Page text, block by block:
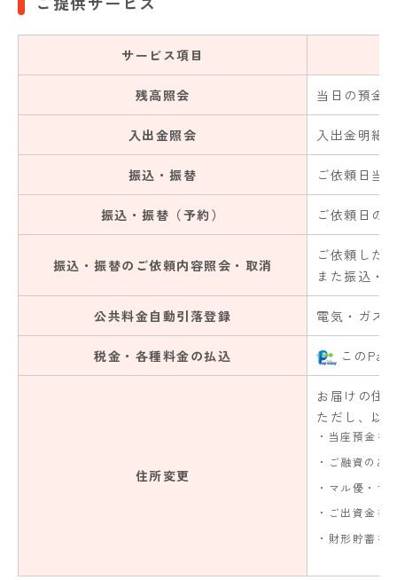
サービス項目
残高照会 当日の預金
入出金照会 入出金明細
振込・振替 ご依頼日当
振込・振替（予約） ご依頼日の
振込・振替のご依頼内容照会・取消
ご依頼した
また振込・
公共料金自動引落登録 電気・ガス
税金・各種料金の払込 この
住所変更
お届けの住
ただし、以
・当座預金を
・ご融資のあ
・マル優・マ
・ご出資金を
・財形貯蓄を